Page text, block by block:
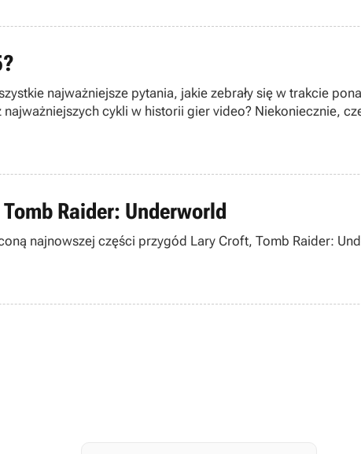
najważniejsze pytania, jakie zebrały się w trakcie
najważniejszych cykli w historii gier video? Niekoniecznie,
5?
Raider: Underworld
najnowszej części przygód Lary Croft, Tomb Raider: